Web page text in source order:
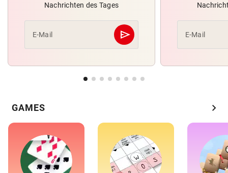
Nachrichten des Tages
E-Mail send
Abschicken E-Mail
GAMES chevron_right